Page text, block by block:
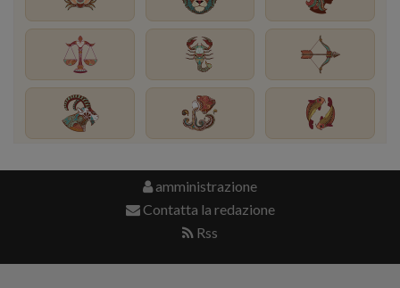
amministrazione
Contatta la redazione
Rss